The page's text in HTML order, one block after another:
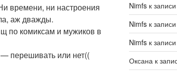
времени, ни настроения
аж дважды.
по комиксам и мужиков в
перешивать или нет((
Nimfsк
Nimfsк
Nimfsк
Оксанак